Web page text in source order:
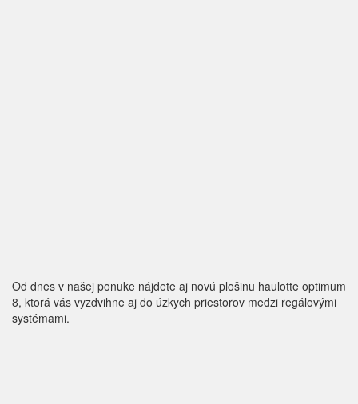
Od dnes v našej ponuke nájdete aj novú plošinu haulotte optimum
8, ktorá vás vyzdvihne aj do úzkych priestorov medzi regálovými
systémami.